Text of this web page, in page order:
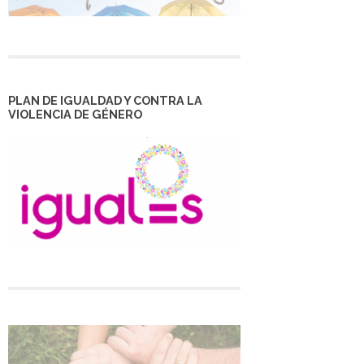
PLAN DE IGUALDAD Y CONTRA LA
VIOLENCIA DE GÉNERO